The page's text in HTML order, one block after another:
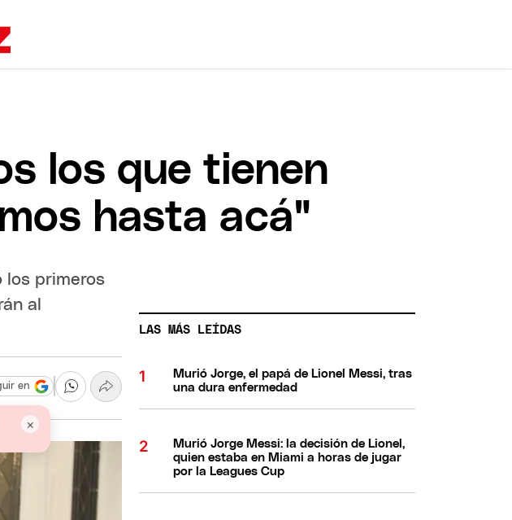
los que tienen
hasta acá"
los primeros
al
×
en
LAS MÁS LEÍDAS
Murió Jorge, el papá de Lionel Messi, tras
una dura enfermedad
Murió Jorge Messi: la decisión de Lionel,
quien estaba en Miami a horas de jugar
por la Leagues Cup